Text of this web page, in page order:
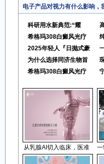
电子产品对视力有什么影响，
科研用水新典范:“耀
希格玛308白癜风光疗
2025年轻人『日抛式豪
为什么选择同济生物首
希格玛308白癜风光疗
从乳腺AI切入临床，医准